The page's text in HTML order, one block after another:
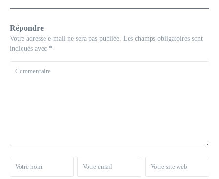
Répondre
Votre adresse e-mail ne sera pas publiée. Les champs obligatoires sont
indiqués avec *